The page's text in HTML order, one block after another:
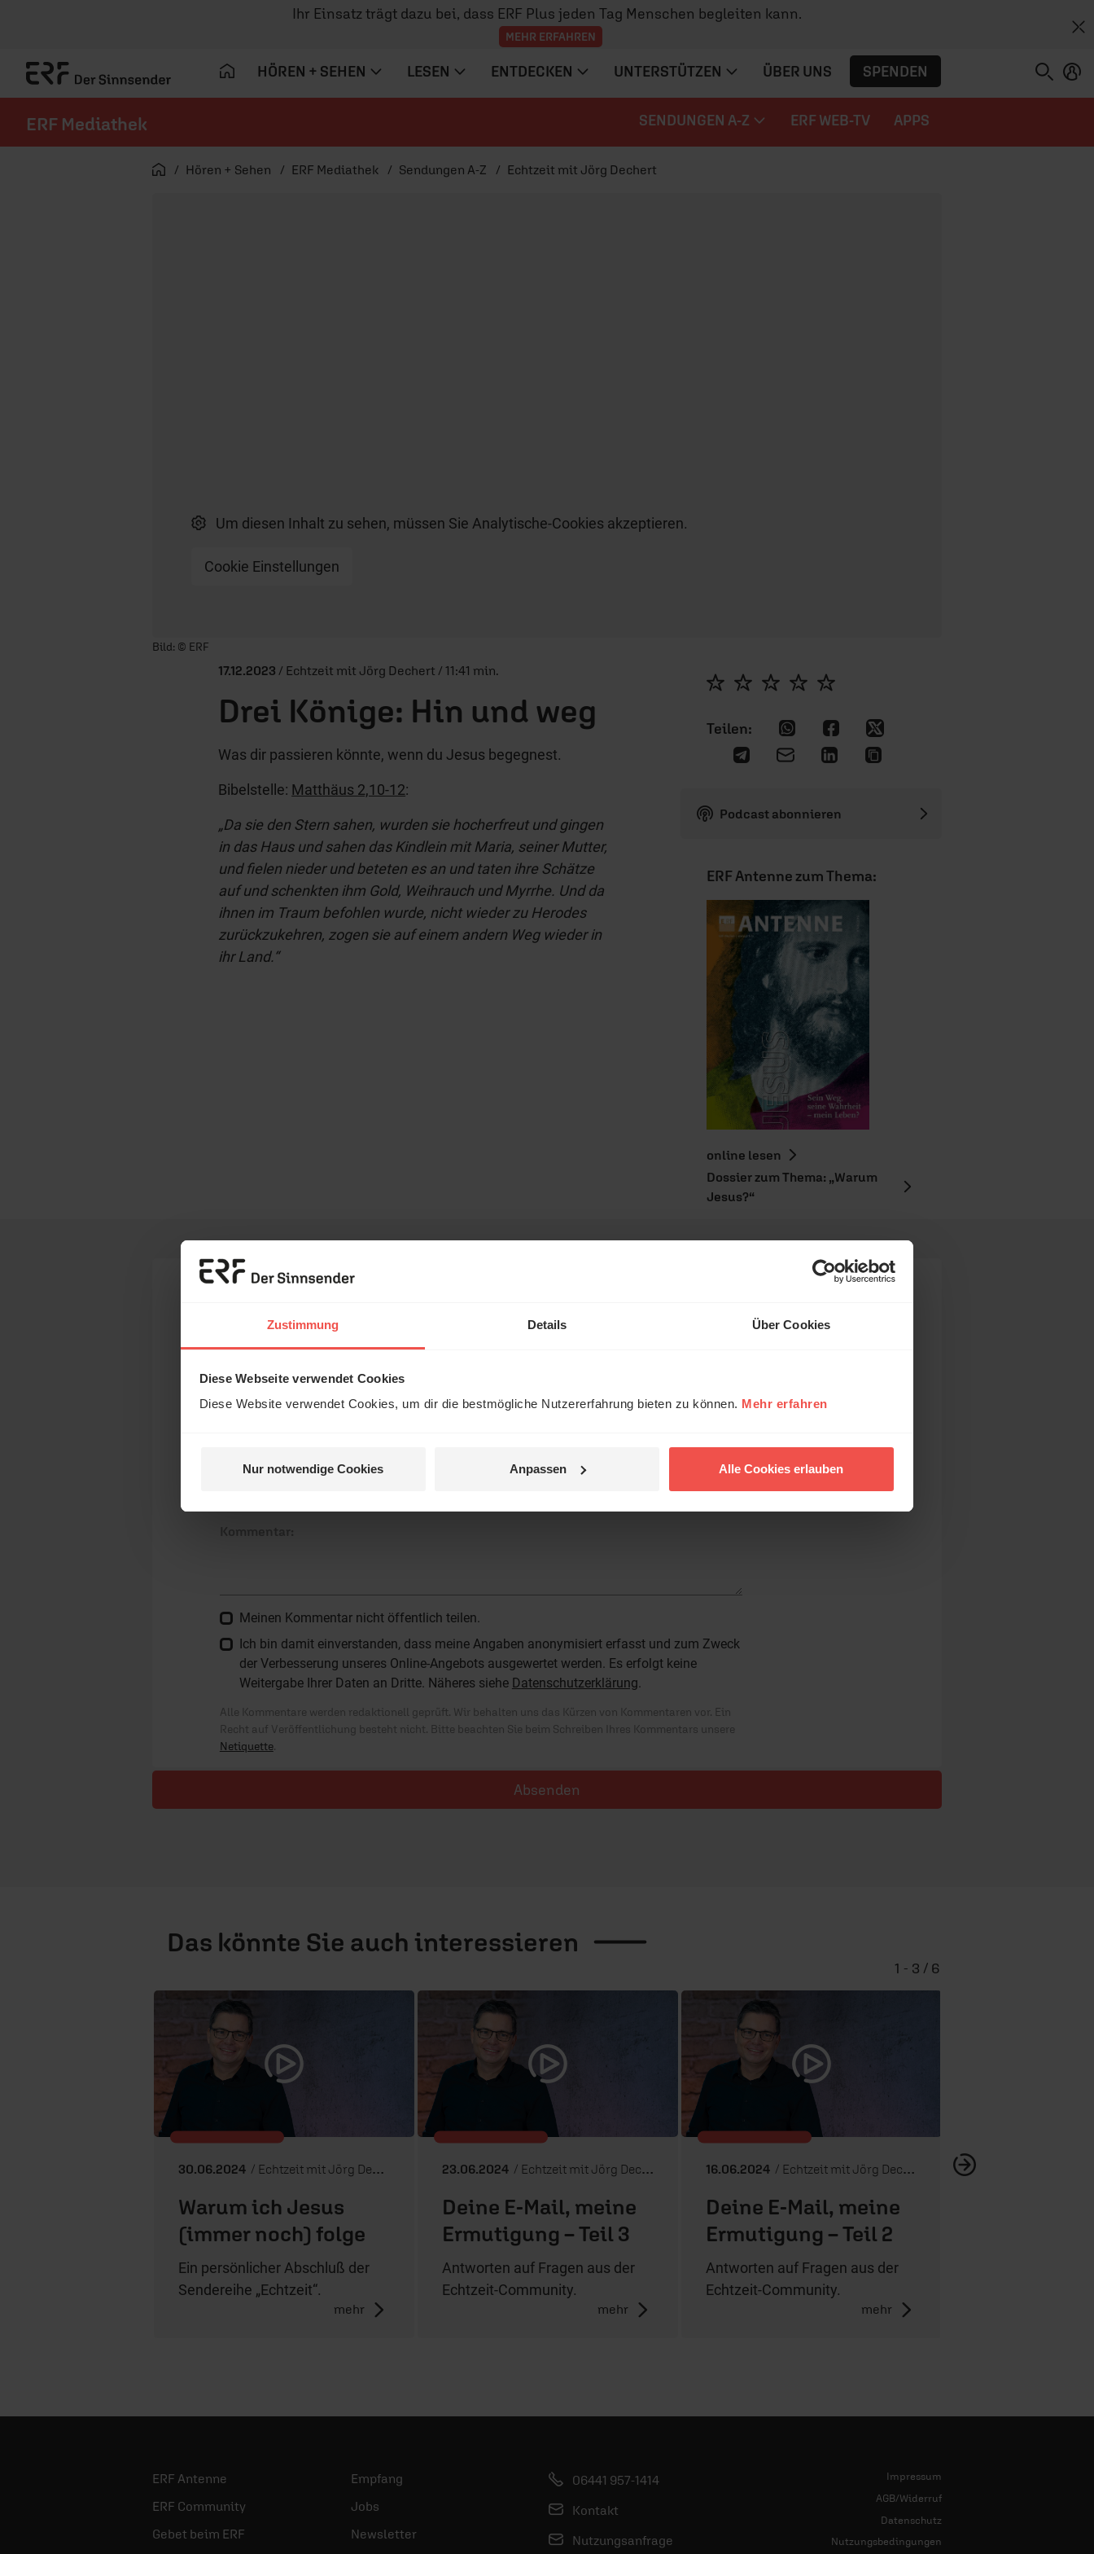
Zustimmung Details Über Cookies
Diese Webseite verwendet Cookies
Diese Website verwendet Cookies, um dir die bestmögliche Nutzererfahrung bieten zu können. Mehr erfahren
Nur notwendige Cookies Anpassen Alle Cookies erlauben
Ihr Einsatz trägt dazu bei, dass ERF Plus jeden Tag Menschen begleiten kann.
MEHR ERFAHREN
HÖREN + SEHEN LESEN ENTDECKEN UNTERSTÜTZEN ÜBER UNS SPENDEN
ERF Mediathek SENDUNGEN A-Z ERF WEB-TV APPS
Startseite
Hören + Sehen ERF Mediathek Sendungen A-Z Echtzeit mit Jörg Dechert
Um diesen Inhalt zu sehen, müssen Sie Analytische-Cookies akzeptieren.
Cookie Einstellungen
Player starten/anhalten
Bild: © ERF
17.12.2023 / Echtzeit mit Jörg Dechert / 11:41 min.
Drei Könige: Hin und weg
Was dir passieren könnte, wenn du Jesus begegnest.
Bibelstelle: Matthäus 2,10-12:
„Da sie den Stern sahen, wurden sie hocherfreut und gingen
in das Haus und sahen das Kindlein mit Maria, seiner Mutter,
und fielen nieder und beteten es an und taten ihre Schätze
auf und schenkten ihm Gold, Weihrauch und Myrrhe. Und da
ihnen im Traum befohlen wurde, nicht wieder zu Herodes
zurückzukehren, zogen sie auf einem andern Weg wieder in
ihr Land.“
Podcast abonnieren
ERF Antenne zum Thema:
online lesen
Dossier zum Thema: „Warum
Jesus?“
Ihr Kommentar
Name:
Kommentar:
Meinen Kommentar nicht öffentlich teilen.
Ich bin damit einverstanden, dass meine Angaben anonymisiert erfasst und zum Zweck
der Verbesserung unseres Online-Angebots ausgewertet werden. Es erfolgt keine
Weitergabe Ihrer Daten an Dritte. Näheres siehe Datenschutzerklärung.
Alle Kommentare werden redaktionell geprüft. Wir behalten uns das Kürzen von Kommentaren vor. Ein
Recht auf Veröffentlichung besteht nicht. Bitte beachten Sie beim Schreiben Ihres Kommentars unsere
Netiquette.
Absenden
Das könnte Sie auch interessieren
30.06.2024 / Echtzeit mit Jörg Dechert
Warum ich Jesus
(immer noch) folge
Ein persönlicher Abschluß der
Sendereihe „Echtzeit“.
mehr
23.06.2024 / Echtzeit mit Jörg Dechert
Deine E-Mail, meine
Ermutigung – Teil 3
Antworten auf Fragen aus der
Echtzeit-Community.
mehr
16.06.2024 / Echtzeit mit Jörg Dechert
Deine E-Mail, meine
Ermutigung – Teil 2
Antworten auf Fragen aus der
Echtzeit-Community.
mehr
1 - 3 / 6
ERF Antenne
ERF Community
Gebet beim ERF
Empfang
Jobs
Newsletter
06441 957-1414
Kontakt
Nutzungsanfrage
Impressum
AGB/Widerruf
Datenschutz
Nutzungsbedingungen